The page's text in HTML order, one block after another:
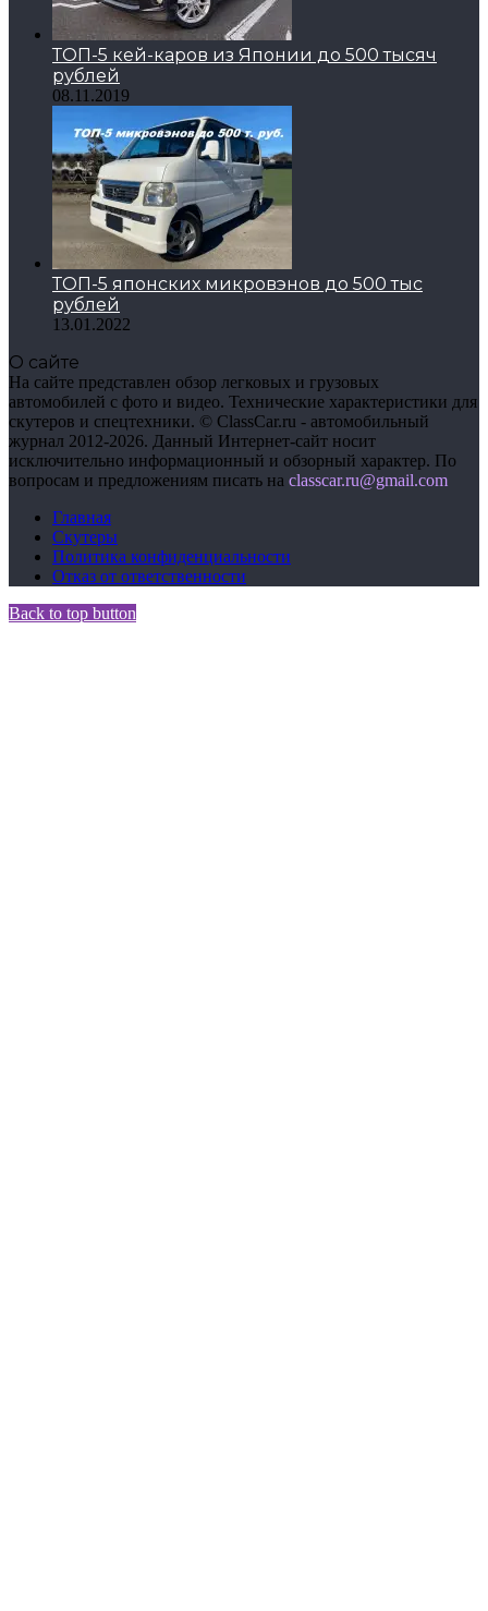
ТОП-5 кей-каров из Японии до 500 тысяч
рублей
08.11.2019
ТОП-5 японских микровэнов до 500 тыс
рублей
13.01.2022
О сайте
На сайте представлен обзор легковых и грузовых
автомобилей с фото и видео. Технические характеристики для
скутеров и спецтехники. © ClassCar.ru - автомобильный
журнал 2012-2026. Данный Интернет-сайт носит
исключительно информационный и обзорный характер. По
вопросам и предложениям писать на сlasscar.ru@gmail.com
Главная
Скутеры
Политика конфиденциальности
Отказ от ответственности
Back to top button